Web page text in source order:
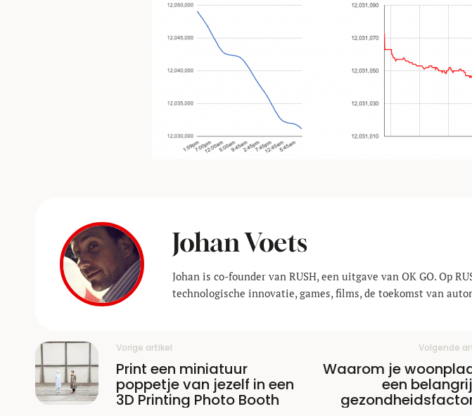
Johan Voets
Johan is co-founder van RUSH, een uitgave van OK GO. Op
technologische innovatie, games, films, de toekomst van
Vorige artikel
Print een miniatuur
poppetje van jezelf in een
3D Printing Photo Booth
Volgende
Waarom je
een